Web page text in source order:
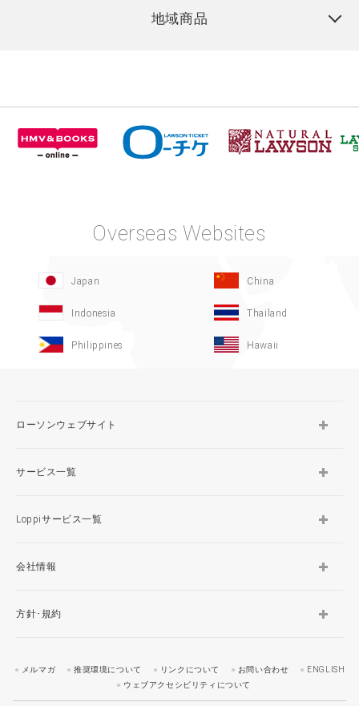
地域商品
Overseas Websites
Japan China
Indonesia Thailand
Philippines Hawaii
ローソンウェブサイト
サービス一覧
Loppiサービス一覧
会社情報
方針･規約
メルマガ 推奨環境について リンクについて お問い合わせ
ENGLISH
ウェブアクセシビリティについて